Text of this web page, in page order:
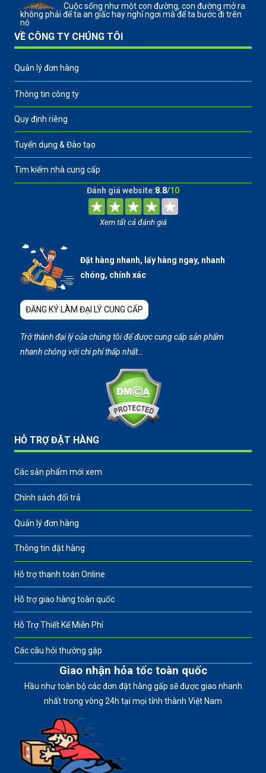
Cuộc sống như một con đường, con đường mở ra
không phải để ta an giấc hay nghỉ ngơi mà để ta bước đi trên
nó
VỀ CÔNG TY CHÚNG TÔI
Quản lý đơn hàng
Thông tin công ty
Quy định riêng
Tuyển dụng & Đào tạo
Tìm kiếm nhà cung cấp
Đánh giá website:8.8/10
Xem tất cả đánh giá
Đặt hàng nhanh, lấy hàng ngay, nhanh
chóng, chính xác
ĐĂNG KÝ LÀM ĐẠI LÝ CUNG CẤP
Trở thành đại lý của chúng tôi để được cung cấp sản phẩm
nhanh chóng với chi phí thấp nhất…
HỖ TRỢ ĐẶT HÀNG
Các sản phẩm mới xem
Chính sách đổi trả
Quản lý đơn hàng
Thông tin đặt hàng
Hỗ trợ thanh toán Online
Hỗ trợ giao hàng toàn quốc
Hỗ Trợ Thiết Kế Miễn Phí
Các câu hỏi thường gặp
Giao nhận hỏa tốc toàn quốc
Hầu như toàn bộ các đơn đặt hàng gấp sẽ được giao nhanh
nhất trong vòng 24h tại mọi tỉnh thành Việt Nam